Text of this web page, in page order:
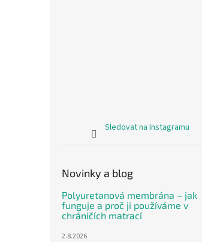
Sledovat na Instagramu
Novinky a blog
Polyuretanová membrána – jak
funguje a proč ji používáme v
chráničích matrací
2.8.2026